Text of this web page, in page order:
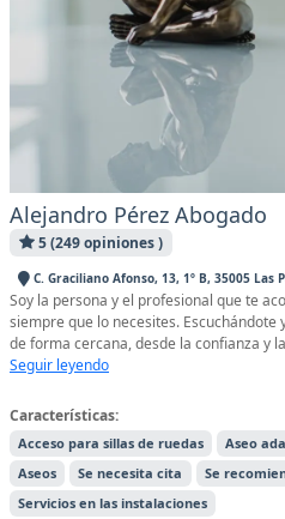
Alejandro Pérez Abogado
5 (249 opiniones )
C. Graciliano Afonso, 13, 1º B, 35005 Las
Soy la persona y el profesional que te
siempre que lo necesites. Escuchándote
de forma cercana, desde la confianza y
Seguir leyendo
Características:
Acceso para sillas de ruedas
Aseo
Aseos
Se necesita cita Se
Servicios en las instalaciones